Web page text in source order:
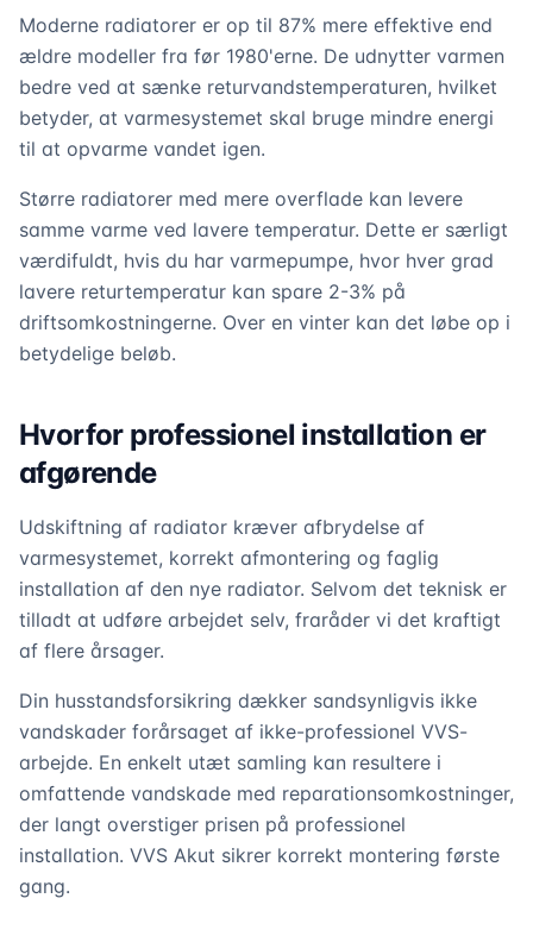
Moderne radiatorer er op til 87% mere effektive end
ældre modeller fra før 1980'erne. De udnytter varmen
bedre ved at sænke returvandstemperaturen, hvilket
betyder, at varmesystemet skal bruge mindre energi
til at opvarme vandet igen.
Større radiatorer med mere overflade kan levere
samme varme ved lavere temperatur. Dette er særligt
værdifuldt, hvis du har varmepumpe, hvor hver grad
lavere returtemperatur kan spare 2-3% på
driftsomkostningerne. Over en vinter kan det løbe op i
betydelige beløb.
Hvorfor professionel installation er
afgørende
Udskiftning af radiator kræver afbrydelse af
varmesystemet, korrekt afmontering og faglig
installation af den nye radiator. Selvom det teknisk er
tilladt at udføre arbejdet selv, fraråder vi det kraftigt
af flere årsager.
Din husstandsforsikring dækker sandsynligvis ikke
vandskader forårsaget af ikke-professionel VVS-
arbejde. En enkelt utæt samling kan resultere i
omfattende vandskade med reparationsomkostninger,
der langt overstiger prisen på professionel
installation. VVS Akut sikrer korrekt montering første
gang.